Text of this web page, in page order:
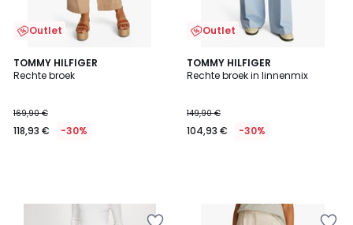
Outlet
TOMMY HILFIGER
Rechte broek
169,90 €
118,93 € -30%
Outlet
TOMMY HILFIGER
Rechte broek in linnenmix
149,90 €
104,93 € -30%